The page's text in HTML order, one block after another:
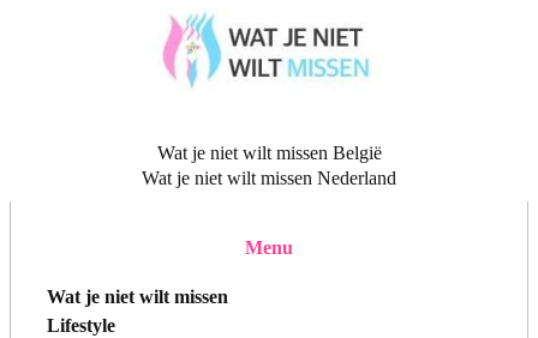
Wat je niet wilt missen België
Wat je niet wilt missen Nederland
Menu
Wat je niet wilt missen
Lifestyle